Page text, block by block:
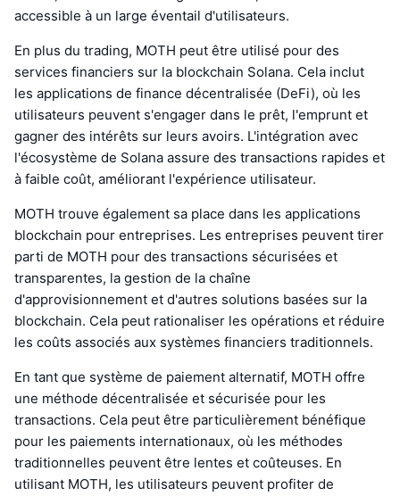
accessible à un large éventail d'utilisateurs.
En plus du trading, MOTH peut être utilisé pour des
services financiers sur la blockchain Solana. Cela inclut
les applications de finance décentralisée (DeFi), où les
utilisateurs peuvent s'engager dans le prêt, l'emprunt et
gagner des intérêts sur leurs avoirs. L'intégration avec
l'écosystème de Solana assure des transactions rapides et
à faible coût, améliorant l'expérience utilisateur.
MOTH trouve également sa place dans les applications
blockchain pour entreprises. Les entreprises peuvent tirer
parti de MOTH pour des transactions sécurisées et
transparentes, la gestion de la chaîne
d'approvisionnement et d'autres solutions basées sur la
blockchain. Cela peut rationaliser les opérations et réduire
les coûts associés aux systèmes financiers traditionnels.
En tant que système de paiement alternatif, MOTH offre
une méthode décentralisée et sécurisée pour les
transactions. Cela peut être particulièrement bénéfique
pour les paiements internationaux, où les méthodes
traditionnelles peuvent être lentes et coûteuses. En
utilisant MOTH, les utilisateurs peuvent profiter de